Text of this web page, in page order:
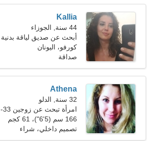
Kallia
44 سنة, الجوزاء
أبحث عن صديق لياقة بدنية
نشيط
كورفو، اليونان
صداقة
Athena
32 سنة, الدلو
امرأة تبحث عن زوجين 33-
44
166 سم (5'6")، 61 كجم
(134 رطلا)
تصميم داخلي، شراء